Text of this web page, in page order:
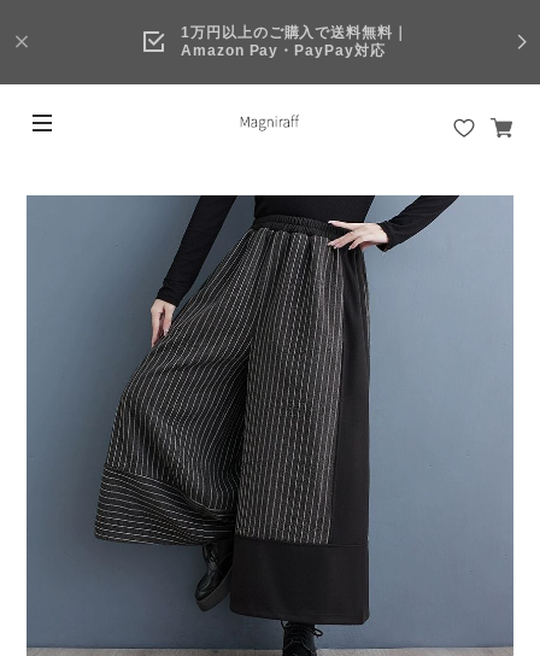
1万円以上のご購入で送料無料｜
Amazon Pay・PayPay対応